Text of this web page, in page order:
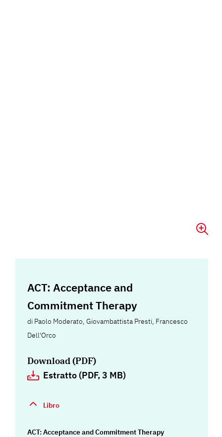
ACT: Acceptance and
Commitment Therapy
di Paolo Moderato,Giovambattista Presti, Francesco
Dell'Orco
Download (PDF)
Estratto (PDF, 3 MB)
Libro
ACT: Acceptance and Commitment Therapy